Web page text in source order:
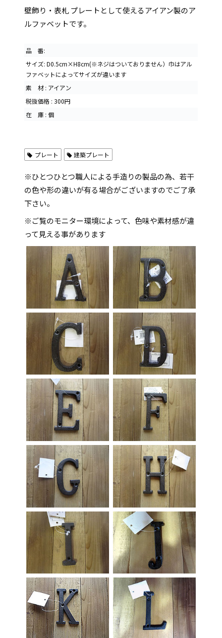
壁飾り・表札 プレートとして使えるアイアン製のア
ルファベットです。
品 番:
サイズ: D0.5cm×H8cm(※ネジはついておりません）巾はアル
ファベットによってサイズが違います
素 材 : アイアン
税抜価格 : 300円
在 庫 : 個
プレート 建築プレート
※ひとつひとつ職人による手造りの製品の為、若干
の色や形の違いが有る場合がございますのでご了承
下さい。
※ご覧のモニター環境によって、色味や素材感が違
って見える事があります